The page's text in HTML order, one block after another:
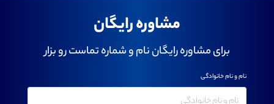
مشاوره رایگان
برای مشاوره رایگان نام و شماره تماست رو بزار
نام و نام خانوادگی